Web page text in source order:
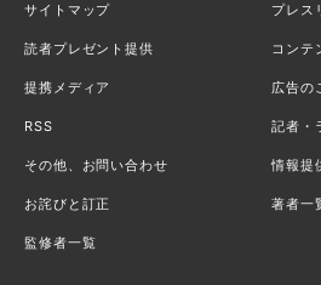
サイトマップ プレス
読者プレゼント提供 コンテ
提携メディア 広告の
RSS 記者・
その他、お問い合わせ 情報提
お詫びと訂正 著者一
監修者一覧